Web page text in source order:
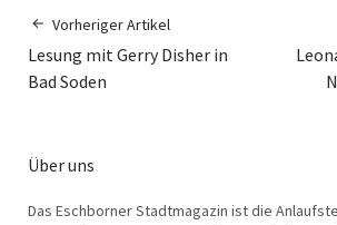
Vorheriger Artikel
Lesung mit Gerry Disher in
Bad Soden
Über uns
Das Eschborner Stadtmagazin ist die